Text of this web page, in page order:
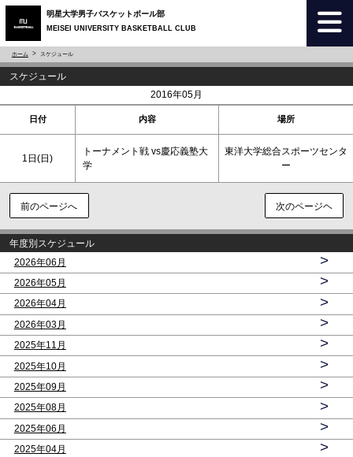
明星大学男子バスケットボール部
MEISEI UNIVERSITY BASKETBALL CLUB
ホーム スケジュール
スケジュール
2016年05月
日付 内容 場所
1日(日)
トーナメント戦 vs慶応義塾大
学
東洋大学総合スポーツセンタ
ー
前のページへ 次のページヘ
年度別スケジュール
2026年06月
>
2026年05月 >
2026年04月 >
2026年03月 >
2025年11月 >
2025年10月 >
2025年09月 >
2025年08月 >
2025年06月 >
2025年04月 >